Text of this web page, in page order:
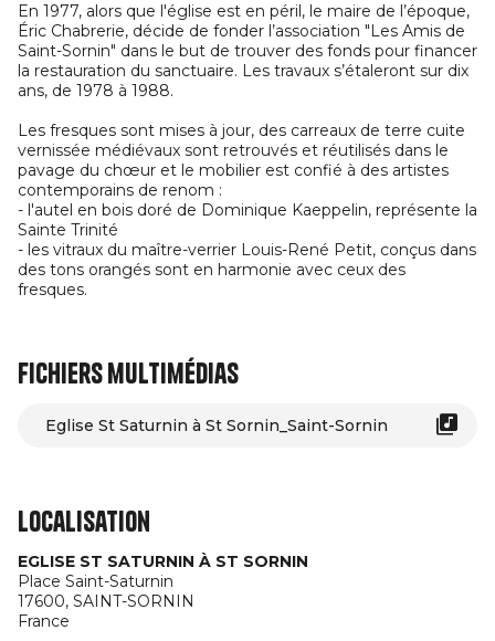
En 1977, alors que l'église est en péril, le maire de l’époque,
Éric Chabrerie, décide de fonder l’association "Les Amis de
Saint-Sornin" dans le but de trouver des fonds pour financer
la restauration du sanctuaire. Les travaux s’étaleront sur dix
ans, de 1978 à 1988.
Les fresques sont mises à jour, des carreaux de terre cuite
vernissée médiévaux sont retrouvés et réutilisés dans le
pavage du chœur et le mobilier est confié à des artistes
contemporains de renom :
- l'autel en bois doré de Dominique Kaeppelin, représente la
Sainte Trinité
- les vitraux du maître-verrier Louis-René Petit, conçus dans
des tons orangés sont en harmonie avec ceux des
fresques.
Fichiers multimédias
Eglise St Saturnin à St Sornin_Saint-Sornin
Localisation
EGLISE ST SATURNIN À ST SORNIN
Place Saint-Saturnin
17600, SAINT-SORNIN
France